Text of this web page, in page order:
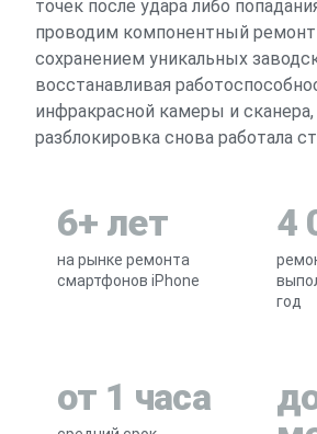
точек после удара либо
проводим компонентный ремонт
сохранением уникальных
восстанавливая
инфракрасной камеры и
разблокировка снова работала
6+ лет
на рынке ремонта
смартфонов iPhone
4
год
от 1 часа